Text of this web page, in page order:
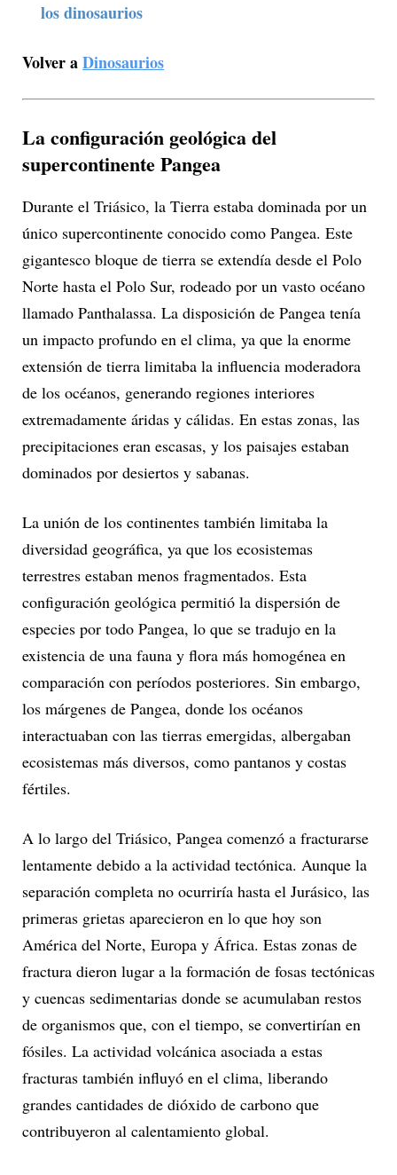
los dinosaurios
Volver aDinosaurios
La configuración geológica del
supercontinente Pangea
Durante el Triásico, la Tierra estaba dominada por un
único supercontinente conocido como Pangea. Este
gigantesco bloque de tierra se extendía desde el Polo
Norte hasta el Polo Sur, rodeado por un vasto océano
llamado Panthalassa. La disposición de Pangea tenía
un impacto profundo en el clima, ya que la enorme
extensión de tierra limitaba la influencia moderadora
de los océanos, generando regiones interiores
extremadamente áridas y cálidas. En estas zonas, las
precipitaciones eran escasas, y los paisajes estaban
dominados por desiertos y sabanas.
La unión de los continentes también limitaba la
diversidad geográfica, ya que los ecosistemas
terrestres estaban menos fragmentados. Esta
configuración geológica permitió la dispersión de
especies por todo Pangea, lo que se tradujo en la
existencia de una fauna y flora más homogénea en
comparación con períodos posteriores. Sin embargo,
los márgenes de Pangea, donde los océanos
interactuaban con las tierras emergidas, albergaban
ecosistemas más diversos, como pantanos y costas
fértiles.
A lo largo del Triásico, Pangea comenzó a fracturarse
lentamente debido a la actividad tectónica. Aunque la
separación completa no ocurriría hasta el Jurásico, las
primeras grietas aparecieron en lo que hoy son
América del Norte, Europa y África. Estas zonas de
fractura dieron lugar a la formación de fosas tectónicas
y cuencas sedimentarias donde se acumulaban restos
de organismos que, con el tiempo, se convertirían en
fósiles. La actividad volcánica asociada a estas
fracturas también influyó en el clima, liberando
grandes cantidades de dióxido de carbono que
contribuyeron al calentamiento global.